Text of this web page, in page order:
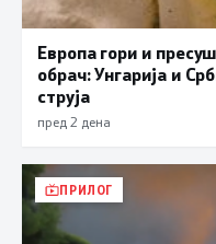
Европа гори и
обрач: Унгарија и
струја
пред 2 дена
ПРИЛОГ